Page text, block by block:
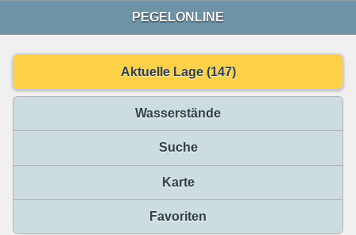
PEGELONLINE
Aktuelle Lage (147)
Wasserstände
Suche
Karte
Favoriten